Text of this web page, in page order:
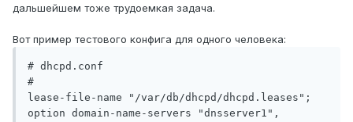
дальшейшем тоже трудоемкая задача.
Вот пример тестового конфига для одного человека:
# dhcpd.conf
#
lease-file-name "/var/db/dhcpd/dhcpd.leases";
option domain-name-servers "dnsserver1",